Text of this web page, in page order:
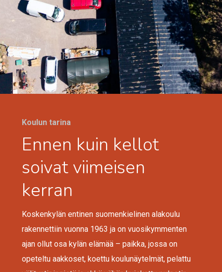
Koulun tarina
Ennen kuin kellot
soivat viimeisen
kerran
Koskenkylän entinen suomenkielinen alakoulu
rakennettiin vuonna 1963 ja on vuosikymmenten
ajan ollut osa kylän elämää – paikka, jossa on
opeteltu aakkoset, koettu koulunäytelmät, pelattu